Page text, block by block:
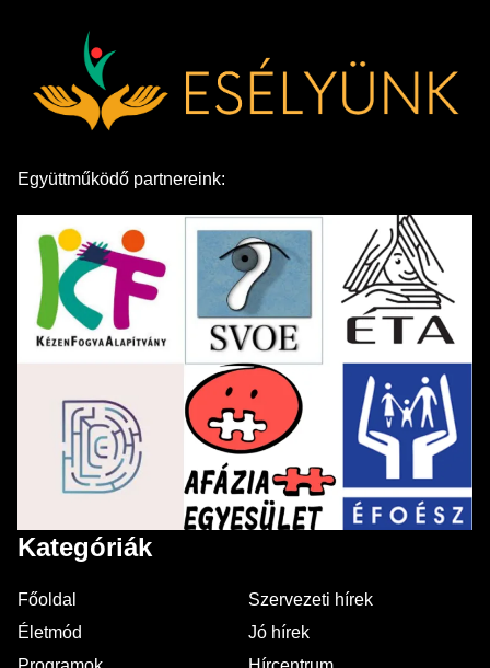
Együttműködő partnereink:
Kategóriák
Főoldal
Szervezeti hírek
Életmód
Jó hírek